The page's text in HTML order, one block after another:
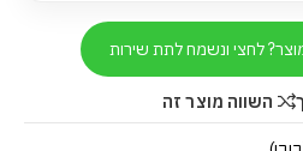
לחצי ונשמח לתת שירות
השווה מוצר זה